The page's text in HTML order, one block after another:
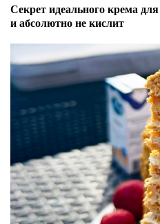
Секрет идеального крема
и абсолютно не кислит